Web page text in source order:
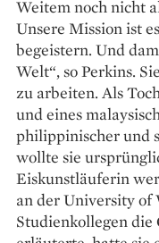
Weitem noch nicht
Unsere Mission ist
begeistern. Und
Welt“, so Perkins.
zu arbeiten. Als
und eines
philippinischer und
wollte sie
Eiskunstläuferin
an der University of
Studienkollegen die